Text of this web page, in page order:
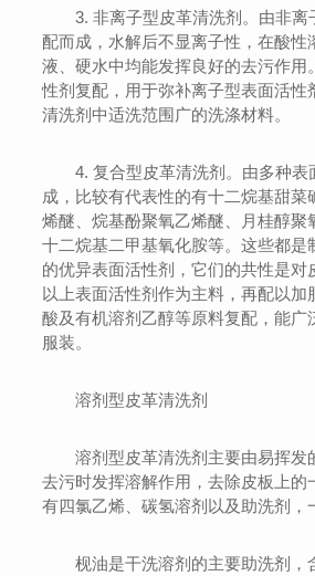
3. 非离子型皮革清洗剂。由非离
配而成，水解后不显离子性，在酸性
液、硬水中均能发挥良好的去污作用
性剂复配，用于弥补离子型表面活性
清洗剂中适洗范围广的洗涤材料。
4. 复合型皮革清洗剂。由多种表
成，比较有代表性的有十二烷基甜菜
烯醚、烷基酚聚氧乙烯醚、月桂醇聚
十二烷基二甲基氧化胺等。这些都是
的优异表面活性剂，它们的共性是对
以上表面活性剂作为主料，再配以加
酸及有机溶剂乙醇等原料复配，能广
服装。
溶剂型皮革清洗剂
溶剂型皮革清洗剂主要由易挥发
去污时发挥溶解作用，去除皮板上的
有四氯乙烯、碳氢溶剂以及助洗剂，
枧油是干洗溶剂的主要助洗剂，